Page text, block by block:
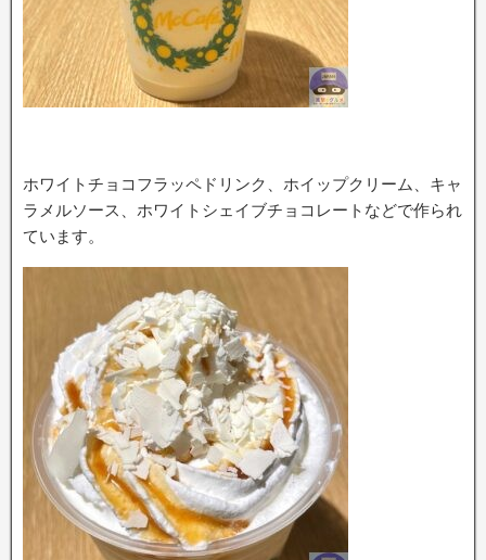
ホワイトチョコフラッペドリンク、ホイップクリーム、キャ
ラメルソース、ホワイトシェイブチョコレートなどで作られ
ています。